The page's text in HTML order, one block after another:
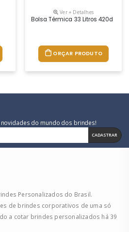
Ver + Detalhes
Bolsa Térmica 33 Litros 420d
ORÇAR PRODUTO
do mundo dos brindes!
CADASTRAR
Personalizados do Brasil.
de brindes corporativos de uma só
a cotar brindes personalizados há 39